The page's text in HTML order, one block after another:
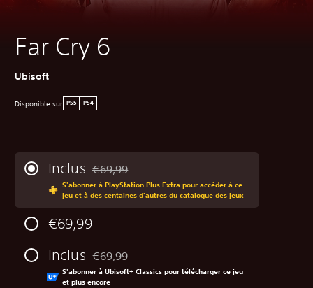
Far Cry 6
Ubisoft
Disponible sur PS5 PS4
Inclus Remise par rapport au prix d'origine de €69,99
€69,99
S'abonner à PlayStation Plus Extra pour accéder à ce
jeu et à des centaines d'autres du catalogue des jeux
€69,99
Inclus
Remise par rapport au prix d'origine de €69,99
€69,99
S'abonner à Ubisoft+ Classics pour télécharger ce jeu
et plus encore